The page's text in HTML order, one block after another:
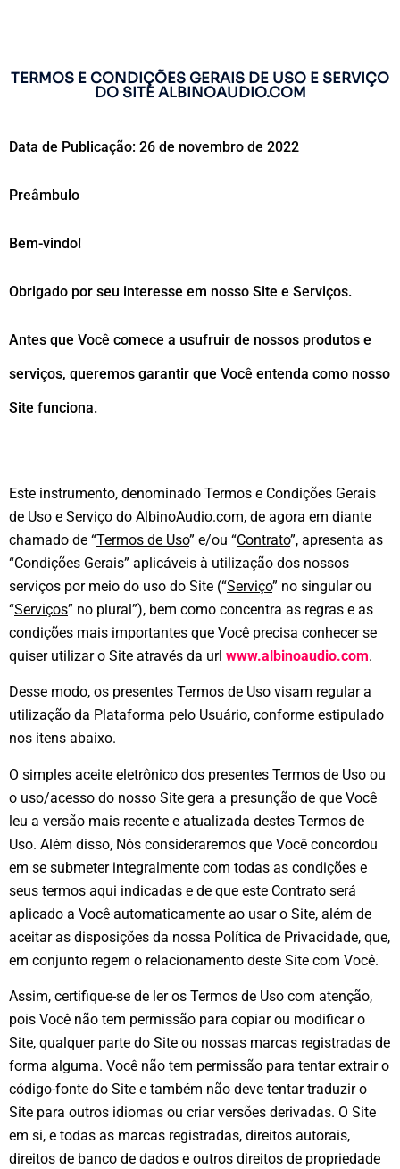
TERMOS E CONDIÇÕES GERAIS DE USO E SERVIÇO
DO SITE ALBINOAUDIO.COM
Data de Publicação: 26 de novembro de 2022
Preâmbulo
Bem-vindo!
Obrigado por seu interesse em nosso Site e Serviços.
Antes que Você comece a usufruir de nossos produtos e
serviços, queremos garantir que Você entenda como nosso
Site funciona.
Este instrumento, denominado Termos e Condições Gerais
de Uso e Serviço do AlbinoAudio.com, de agora em diante
chamado de “Termos de Uso” e/ou “Contrato”, apresenta as
“Condições Gerais” aplicáveis à utilização dos nossos
serviços por meio do uso do Site (“Serviço” no singular ou
“Serviços” no plural”), bem como concentra as regras e as
condições mais importantes que Você precisa conhecer se
quiser utilizar o Site através da url www.albinoaudio.com.
Desse modo, os presentes Termos de Uso visam regular a
utilização da Plataforma pelo Usuário, conforme estipulado
nos itens abaixo.
O simples aceite eletrônico dos presentes Termos de Uso ou
o uso/acesso do nosso Site gera a presunção de que Você
leu a versão mais recente e atualizada destes Termos de
Uso. Além disso, Nós consideraremos que Você concordou
em se submeter integralmente com todas as condições e
seus termos aqui indicadas e de que este Contrato será
aplicado a Você automaticamente ao usar o Site, além de
aceitar as disposições da nossa Política de Privacidade, que,
em conjunto regem o relacionamento deste Site com Você.
Assim, certifique-se de ler os Termos de Uso com atenção,
pois Você não tem permissão para copiar ou modificar o
Site, qualquer parte do Site ou nossas marcas registradas de
forma alguma. Você não tem permissão para tentar extrair o
código-fonte do Site e também não deve tentar traduzir o
Site para outros idiomas ou criar versões derivadas. O Site
em si, e todas as marcas registradas, direitos autorais,
direitos de banco de dados e outros direitos de propriedade